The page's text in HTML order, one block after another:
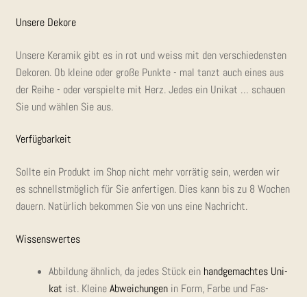
Unse­re Dekore
Unse­re Kera­mik gibt es in rot und weiss mit den ver­schie­dens­ten
Deko­ren. Ob klei­ne oder gro­ße Punk­te - mal tanzt auch eines aus
der Rei­he - oder ver­spiel­te mit Herz. Jedes ein Uni­kat … schau­en
Sie und wäh­len Sie aus.
Ver­füg­bar­keit
Soll­te ein Pro­dukt im Shop nicht mehr vor­rä­tig sein, wer­den wir
es schnellst­mög­lich für Sie anfer­ti­gen. Dies kann bis zu 8 Wochen
dau­ern. Natür­lich bekom­men Sie von uns eine Nachricht.
Wis­sens­wer­tes
Abbil­dung ähn­lich, da jedes Stück ein hand­ge­mach­tes Uni­
kat ist. Klei­ne Abwei­chun­genin Form, Far­be und Fas­